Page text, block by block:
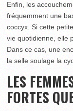
Enfin, les
fréquemment une
coccyx. Si cette
vie quotidienne, elle
Dans ce cas, une
la selle soulage la
LES
FORTES